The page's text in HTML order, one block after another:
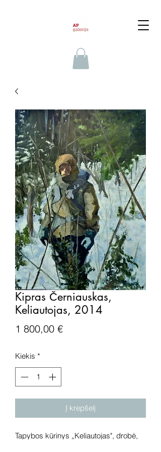
Kipras Černiauskas,
Keliautojas, 2014
1 800,00 €Price
Kiekis *
Į krepšelį
Tapybos kūrinys „Keliautojas", drobė,